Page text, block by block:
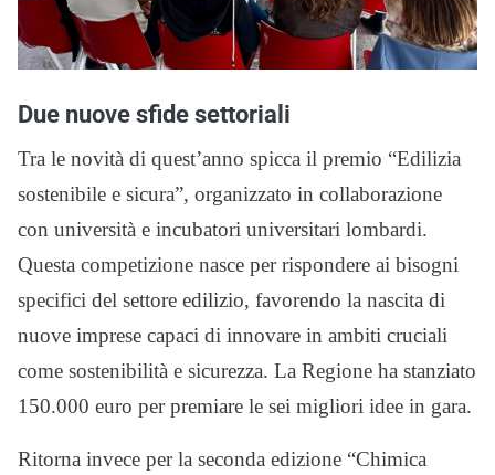
Due nuove sfide settoriali
Tra le novità di quest’anno spicca il premio “Edilizia
sostenibile e sicura”, organizzato in collaborazione
con università e incubatori universitari lombardi.
Questa competizione nasce per rispondere ai bisogni
specifici del settore edilizio, favorendo la nascita di
nuove imprese capaci di innovare in ambiti cruciali
come sostenibilità e sicurezza. La Regione ha stanziato
150.000 euro per premiare le sei migliori idee in gara.
Ritorna invece per la seconda edizione “Chimica